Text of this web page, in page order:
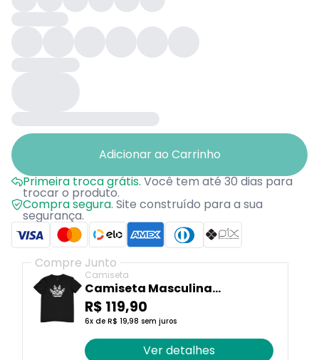
Adicionar ao Carrinho
Primeira troca grátis.Você tem até 30 dias para
trocar o produto.
Compra segura. Site construído para a sua
segurança.
Compre Junto
Camiseta
Camiseta Masculina
Camaleão Pata Maori
Mascara
R$ 119,90
6x de R$ 19,98 sem juros
Ver detalhes